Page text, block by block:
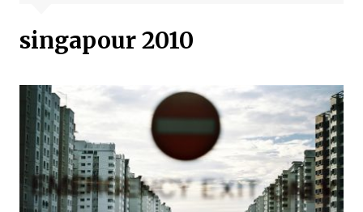
singapour 2010